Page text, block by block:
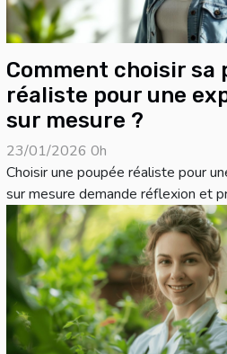
Comment choisir sa
réaliste pour une
sur mesure ?
23/01/2026 0h
Choisir une poupée réaliste pour
sur mesure demande réflexion et